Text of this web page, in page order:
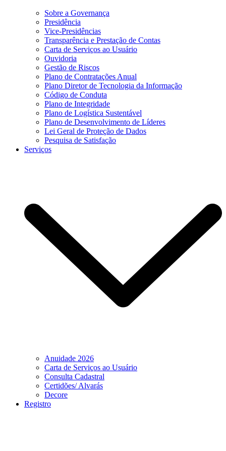
Sobre a Governança
Presidência
Vice-Presidências
Transparência e Prestação de Contas
Carta de Serviços ao Usuário
Ouvidoria
Gestão de Riscos
Plano de Contratações Anual
Plano Diretor de Tecnologia da Informação
Código de Conduta
Plano de Integridade
Plano de Logística Sustentável
Plano de Desenvolvimento de Líderes
Lei Geral de Proteção de Dados
Pesquisa de Satisfação
Serviços
Anuidade 2026
Carta de Serviços ao Usuário
Consulta Cadastral
Certidões/ Alvarás
Decore
Registro